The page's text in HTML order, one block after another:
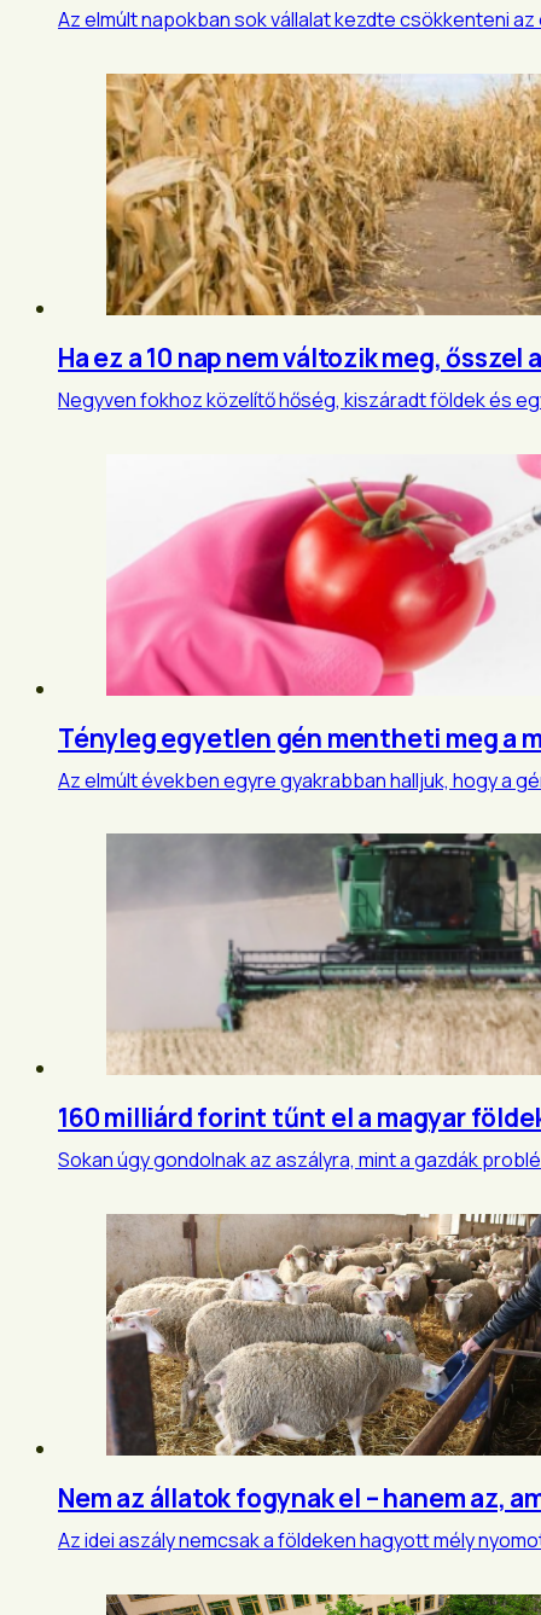
Az elmúlt napokban sok vállalat kezdte csökkenteni
Ha ez a 10 nap nem változik meg,
Negyven fokhoz közelítő hőség, kiszáradt földek és
Tényleg egyetlen gén mentheti meg a
Az elmúlt években egyre gyakrabban halljuk, hogy a
160 milliárd forint tűnt el a magyar
Sokan úgy gondolnak az aszályra, mint a gazdák
Nem az állatok fogynak el – hanem az,
Az idei aszály nemcsak a földeken hagyott mély